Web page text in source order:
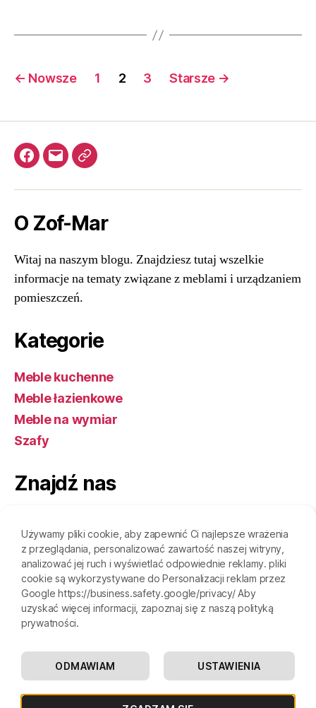
Stronicowanie
← Nowsze 1 2 3 Starsze →
Facebookkontakt@zof-
Meble
O Zof-Mar
Witaj na naszym blogu. Znajdziesz tutaj wszelkie
informacje na tematy związane z meblami i urządzaniem
pomieszczeń.
Kategorie
Meble kuchenne
Meble łazienkowe
Meble na wymiar
Szafy
Znajdź nas
ulica Wrocławska 94
Bralin, 63-640
Godziny
Poniedziałek—piątek: 7:00–19:00
Sobota: 7:00–19:00
Używamy pliki cookie, aby zapewnić Ci najlepsze wrażenia
z przeglądania, personalizować zawartość naszej witryny,
analizować jej ruch i wyświetlać odpowiednie reklamy. pliki
cookie są wykorzystywane do Personalizacji reklam przez
Google https://business.safety.google/privacy/ Aby
uzyskać więcej informacji, zapoznaj się z naszą polityką
prywatności.
USTAWIENIA
ODMAWIAM